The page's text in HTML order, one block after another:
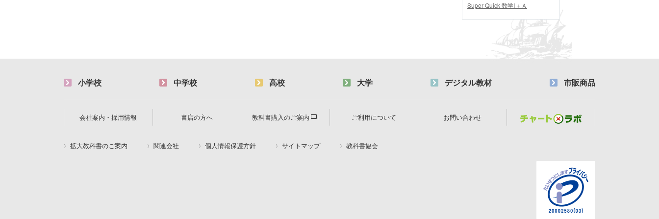
Super Quick 数学Ⅰ＋Ａ
小学校 中学校 高校 大学 デジタル教材 市販商品
会社案内・採用情報 書店の方へ 教科書購入のご案内 ご利用について お問い合わせ
拡大教科書のご案内 関連会社 個人情報保護方針 サイトマップ 教科書協会